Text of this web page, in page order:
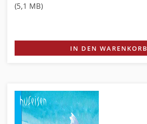
(5,1 MB)
IN DEN WARENKORB